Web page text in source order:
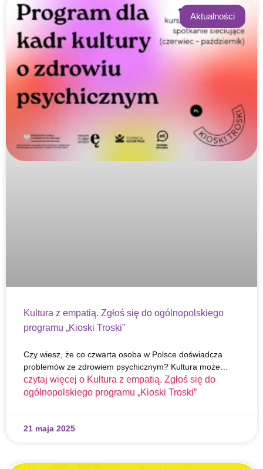
Aktualności
Kultura z empatią. Zgłoś się do ogólnopolskiego
programu „Kioski Troski”
Czy wiesz, że co czwarta osoba w Polsce doświadcza
problemów ze zdrowiem psychicznym? Kultura może…
czytaj więcej o Kultura z empatią. Zgłoś się do
ogólnopolskiego programu „Kioski Troski”
21 maja 2025